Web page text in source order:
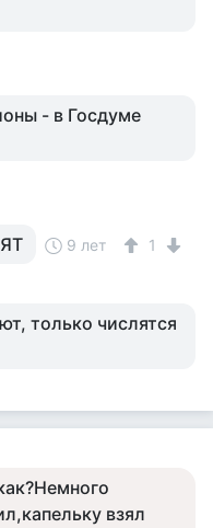
- в Госдуме
9 лет 1
только числятся
взял